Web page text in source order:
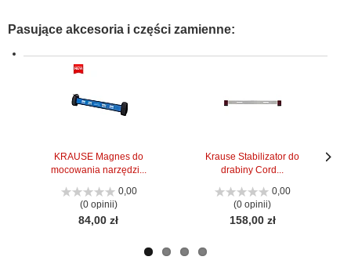
Pasujące akcesoria i części zamienne:
KRAUSE Magnes do
mocowania narzędzi...
0,00
(0 opinii)
84,00 zł
Krause Stabilizator do
drabiny Cord...
0,00
(0 opinii)
158,00 zł